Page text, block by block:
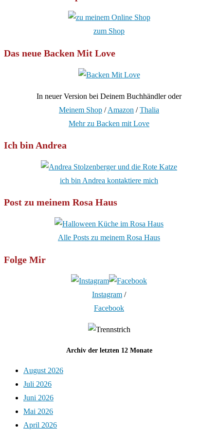
zum Shop
Das neue Backen Mit Love
In neuer Version bei Deinem Buchhändler oder
Meinem Shop /Amazon /Thalia
Mehr zu Backen mit Love
Ich bin Andrea
ich bin Andrea kontaktiere mich
Post zu meinem Rosa Haus
Alle Posts zu meinem Rosa Haus
Folge Mir
Instagram /
Facebook
Archiv der letzten 12 Monate
August 2026
Juli 2026
Juni 2026
Mai 2026
April 2026